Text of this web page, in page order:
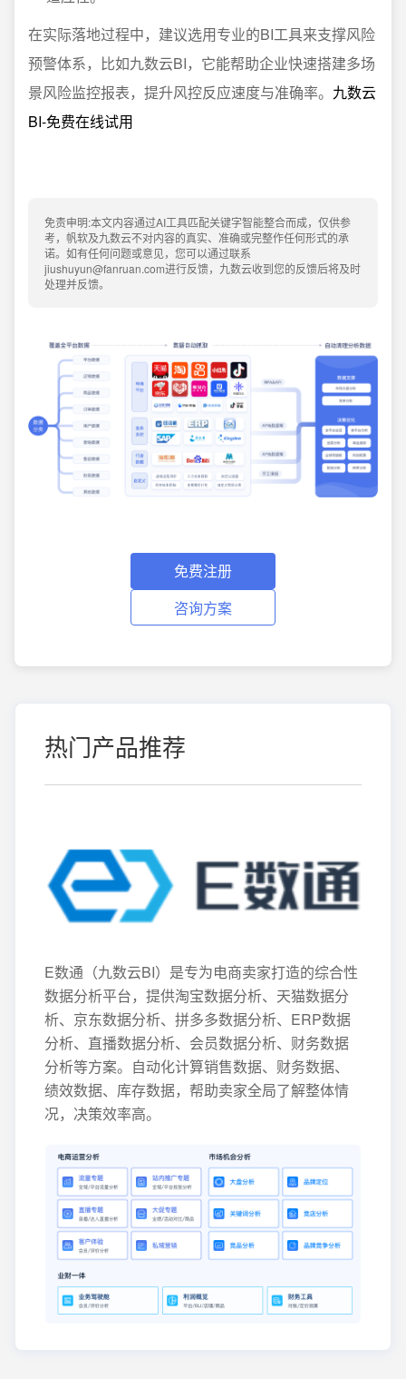
在实际落地过程中，建议选用专业的BI工具来支撑风险
预警体系，比如九数云BI，它能帮助企业快速搭建多场
景风险监控报表，提升风控反应速度与准确率。 九数云
BI-免费在线试用
免责申明:本文内容通过AI工具匹配关键字智能整合而成，仅供参
考，帆软及九数云不对内容的真实、准确或完整作任何形式的承
诺。如有任何问题或意见，您可以通过联系
jiushuyun@fanruan.com进行反馈，九数云收到您的反馈后将及时
处理并反馈。
免费注册
咨询方案
热门产品推荐
E数通（九数云BI）是专为电商卖家打造的综合性
数据分析平台，提供淘宝数据分析、天猫数据分
析、京东数据分析、拼多多数据分析、ERP数据
分析、直播数据分析、会员数据分析、财务数据
分析等方案。自动化计算销售数据、财务数据、
绩效数据、库存数据，帮助卖家全局了解整体情
况，决策效率高。